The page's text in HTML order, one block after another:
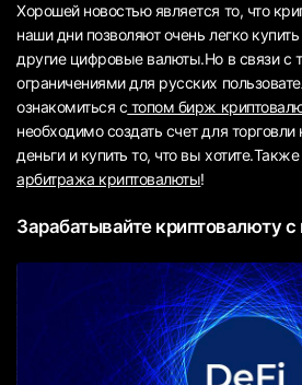
Хорошей новостью является то, что
наши дни позволяют очень легко
другие цифровые валюты.Но в связи с
ограничениями для русских
ознакомиться с топом бирж
необходимо создать счет для
деньги и купить то, что вы
арбитража криптовалюты!
Зарабатывайте криптовалюту